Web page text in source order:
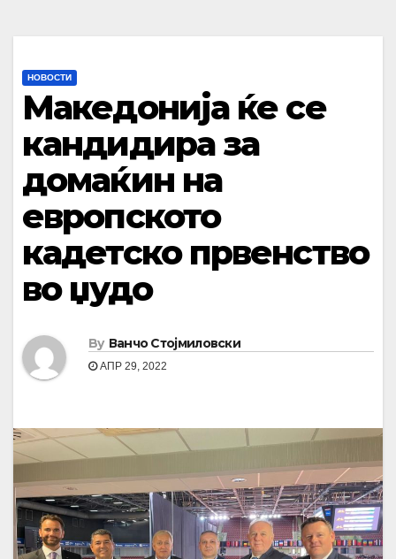
НОВОСТИ
Македонија ќе се
кандидира за
домаќин на
европското
кадетско првенство
во џудо
By Ванчо Стојмиловски
АПР 29, 2022